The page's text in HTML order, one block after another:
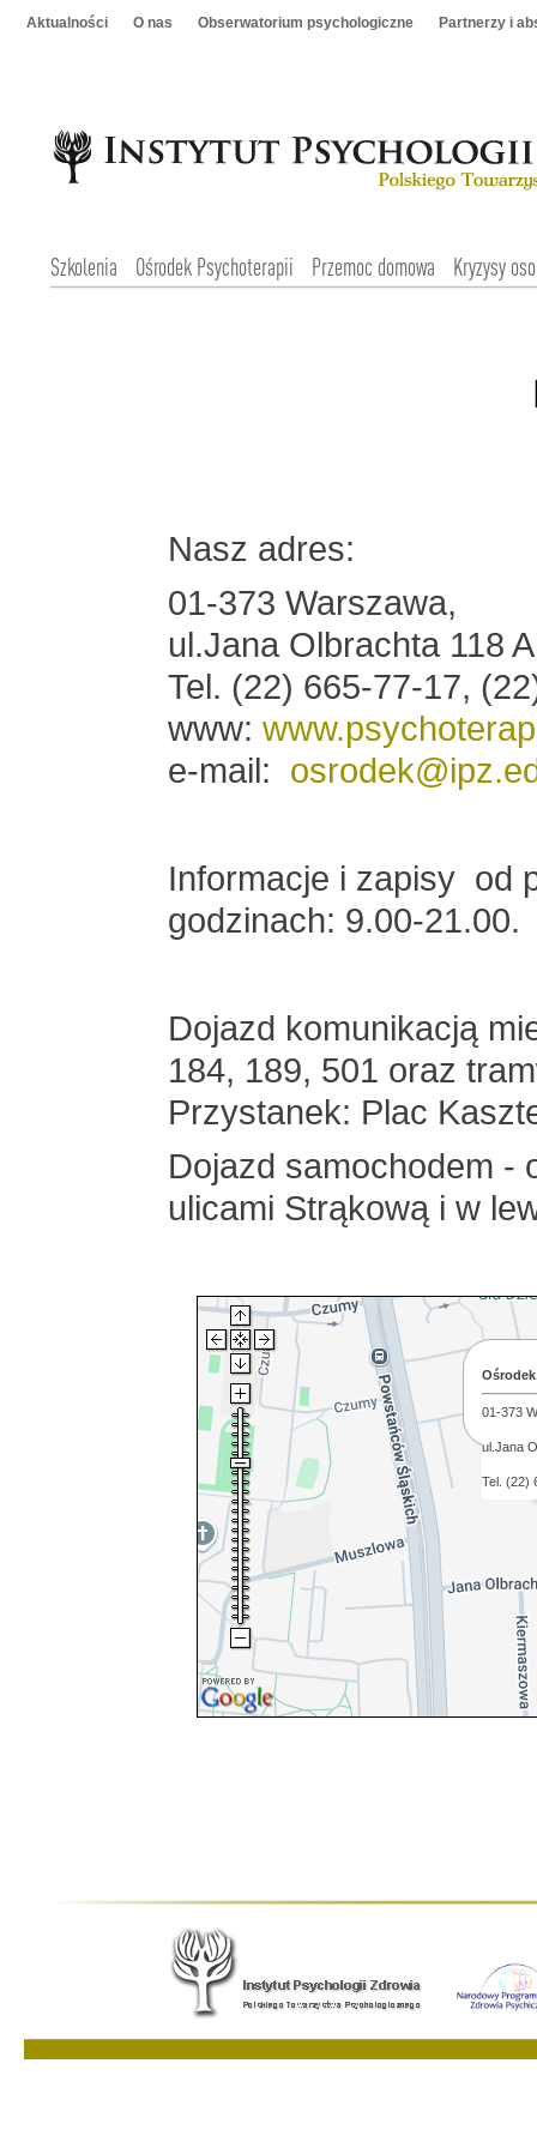
Aktualności O nas Obserwatorium psychologiczne Partnerzy i
Szkolenia Ośrodek Psychoterapii Przemoc domowa Kryzysy
Nasz adres:
01-373 Warszawa,
ul.Jana Olbrachta 118
Tel. (22) 665-77-17,
www:
e-mail:
Informacje i zapisy od
godzinach: 9.00-21.00.
Dojazd komunikacją
184, 189, 501 oraz
Przystanek: Plac
Dojazd samochodem -
ulicami Strąkową i w
01-373
ul.Jana
Tel. (22)